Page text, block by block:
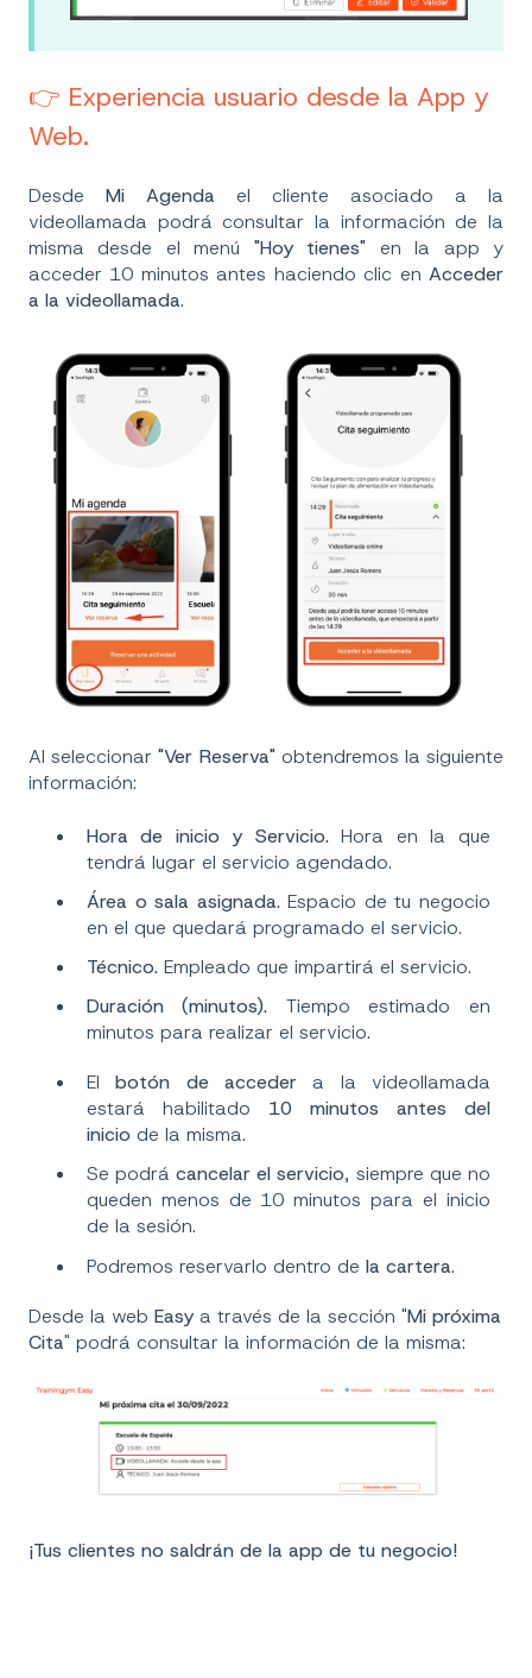
👉 Experiencia usuario desde la App y
Web.
Desde Mi Agenda el cliente asociado a la
videollamada podrá consultar la información de la
misma desde el menú "Hoy tienes" en la app y
acceder 10 minutos antes haciendo clic en Acceder
a la videollamada.
Al seleccionar "Ver Reserva" obtendremos la siguiente
información:
Hora de inicio y Servicio.Hora en la que
tendrá lugar el servicio agendado.
Área o sala asignada.Espacio de tu negocio
en el que quedará programado el servicio.
Técnico. Empleado que impartirá el servicio.
Duración (minutos). Tiempo estimado en
minutos para realizar el servicio.
El botón de accedera la videollamada
estará habilitado 10 minutos antes del
inicio de la misma.
Se podrácancelar el servicio, siempre que no
queden menos de 10 minutos para el inicio
de la sesión.
Podremos reservarlo dentro de la cartera.
Desde la web Easy a través de la sección "Mi próxima
Cita" podrá consultar la información de la misma:
¡Tus clientes no saldrán de la app de tu negocio!